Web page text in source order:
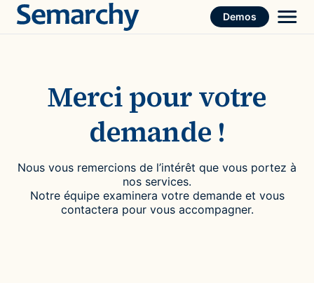
Skip
Demos
Merci pour votre
demande !
Nous vous remercions de l’intérêt que vous portez à
nos services.
Notre équipe examinera votre demande et vous
contactera pour vous accompagner.